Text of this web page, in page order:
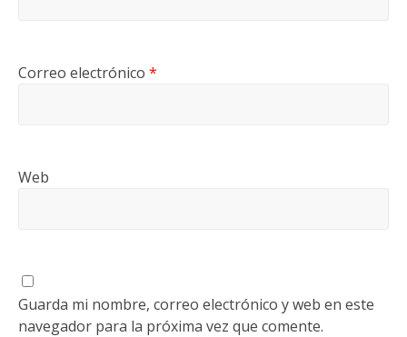
Correo electrónico *
Web
Guarda mi nombre, correo electrónico y web en este
navegador para la próxima vez que comente.